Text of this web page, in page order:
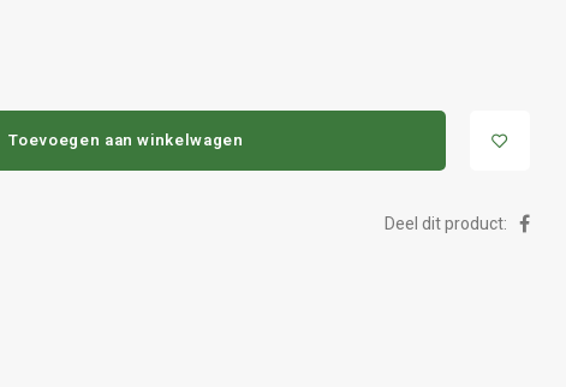
Toevoegen aan winkelwagen
Deel dit product: